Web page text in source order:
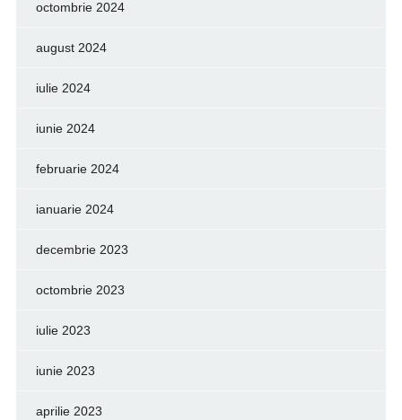
octombrie 2024
august 2024
iulie 2024
iunie 2024
februarie 2024
ianuarie 2024
decembrie 2023
octombrie 2023
iulie 2023
iunie 2023
aprilie 2023